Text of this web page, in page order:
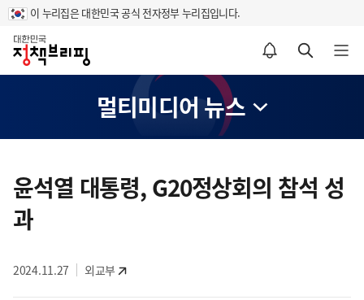
이 누리집은 대한민국 공식 전자정부 누리집입니다.
홈
알림설정 바로가기 검색 바로가기 메뉴 열기
멀티미디어 뉴스
텐
츠
영
윤석열 대통령, G20정상회의 참석 성
과
2024.11.27 외교부